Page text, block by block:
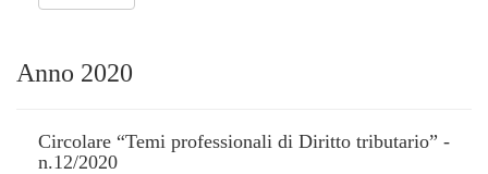
Anno 2020
Circolare “Temi professionali di Diritto tributario” -
n.12/2020